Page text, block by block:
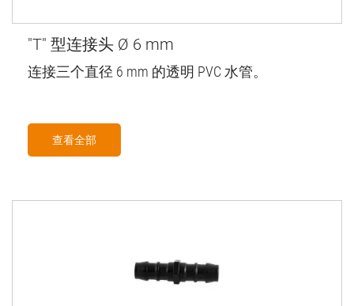
"T" 型连接头 Ø 6 mm
连接三个直径 6 mm 的透明 PVC 水管。
查看全部